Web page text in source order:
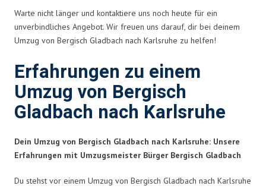
Warte nicht länger und kontaktiere uns noch heute für ein
unverbindliches Angebot. Wir freuen uns darauf, dir bei deinem
Umzug von Bergisch Gladbach nach Karlsruhe zu helfen!
Erfahrungen zu einem
Umzug von Bergisch
Gladbach nach Karlsruhe
Dein Umzug von Bergisch Gladbach nach Karlsruhe: Unsere
Erfahrungen mit Umzugsmeister Bürger Bergisch Gladbach
Du stehst vor einem Umzug von Bergisch Gladbach nach Karlsruhe